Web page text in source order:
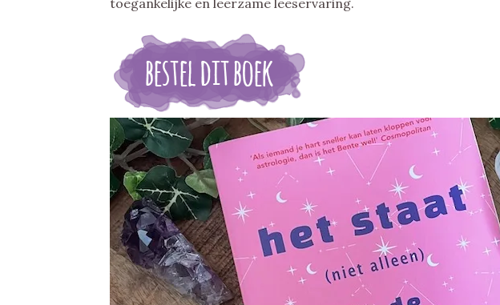
toegankelijke en leerzame leeservaring.